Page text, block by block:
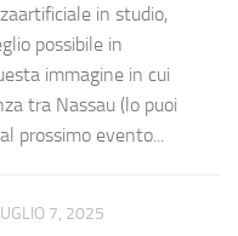
in studio,
possibile in
immagine in cui
tra Nassau (lo puoi
prossimo evento...
7, 2025